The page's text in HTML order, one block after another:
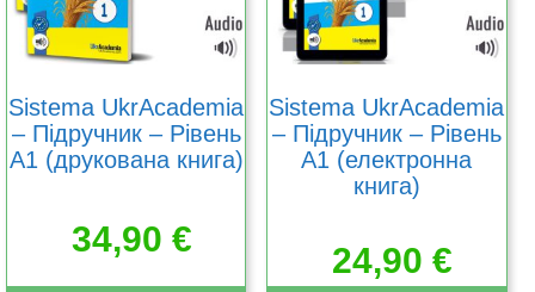
Sistema UkrAcademia
– Підручник – Рівень
А1 (друкована книга)
34,90€
вибрати
сторінці
Sistema UkrAcademia
– Підручник – Рівень
А1 (електронна
книга)
24,90€
вибрати
на
сторінці